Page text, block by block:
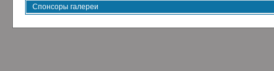
Спонсоры галереи